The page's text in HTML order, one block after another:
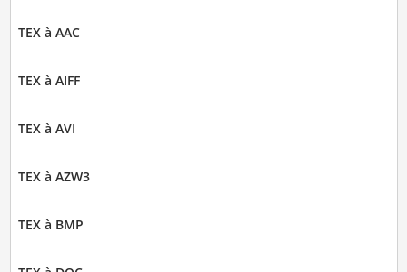
TEX à AAC
TEX à AIFF
TEX à AVI
TEX à AZW3
TEX à BMP